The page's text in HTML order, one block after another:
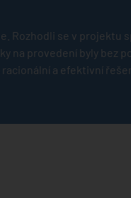
Rozhodli se v
na provedení byly bez
a efektivní